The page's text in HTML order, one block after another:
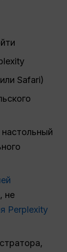
Safari)
не
Perplexity